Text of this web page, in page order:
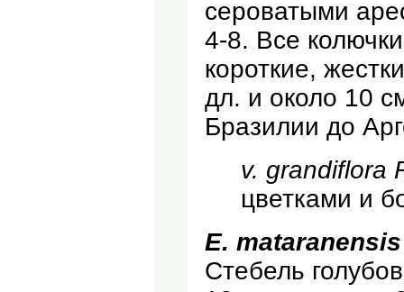
сероватыми
4-8. Все
короткие,
дл. и около 10
Бразилии до
v. grandiflora
цветками и
Е.
Стебель